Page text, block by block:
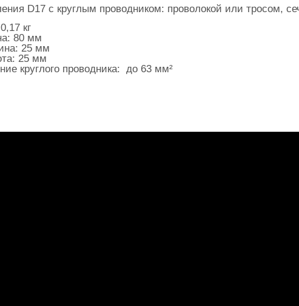
D17 с круглым проводником: проволокой или тросом,
кг
80 мм
25 мм
25 мм
круглого проводника: до 63 мм²